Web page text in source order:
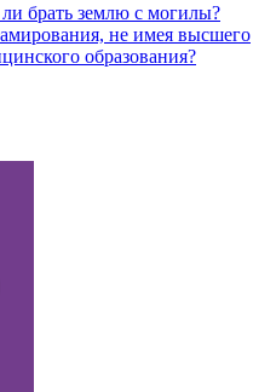
брать землю с могилы?
не имея высшего
образования?